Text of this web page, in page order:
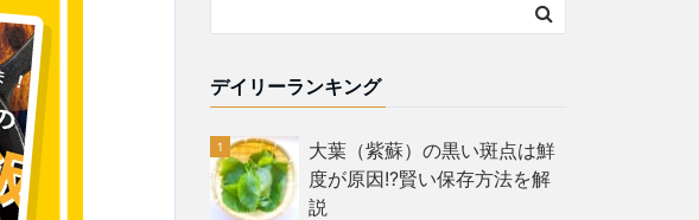
デイリーランキング
大葉（紫蘇）の黒い斑点は鮮
度が原因!?賢い保存方法を解
説